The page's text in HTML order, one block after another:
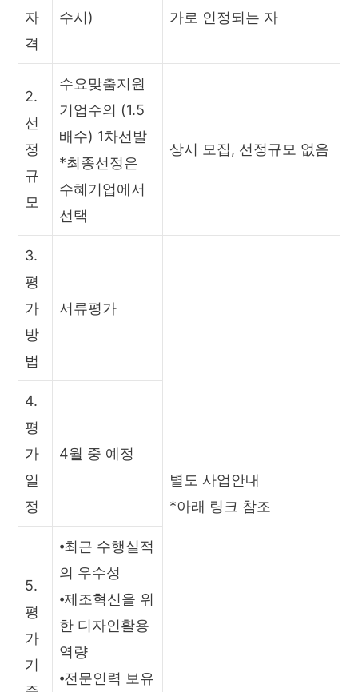
자
격
수시)
가로 인정되는 자
2.
선
정
규
모
수요맞춤지원
기업수의 (1.5
배수) 1차선발
*최종선정은
수혜기업에서
선택
상시 모집, 선정규모 없음
3.
평
가
방
법
서류평가
별도 사업안내
*아래 링크 참조
4.
평
가
일
정
4월 중 예정
5.
평
가
기
⦁최근 수행실적
의 우수성
⦁제조혁신을 위
한 디자인활용
역량
⦁전문인력 보유